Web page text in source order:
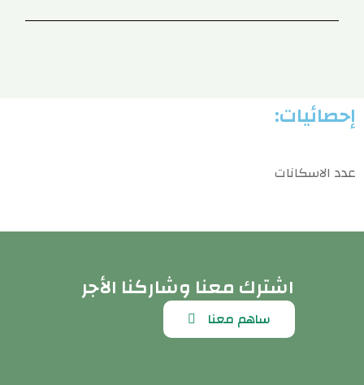
إحصائيات:
عدد الاسكانات
اشترك معنا وشاركنا الأجر
ساهم معنا